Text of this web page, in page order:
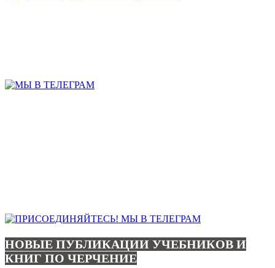
НОВЫЕ ПУБЛИКАЦИИ УЧЕБНИКОВ И
КНИГ ПО ЧЕРЧЕНИЕ